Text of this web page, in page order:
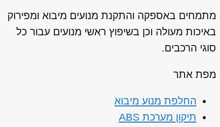
מתמחים באספקה והתקנת מנועים מיבוא ומפירוק
באיכות מעולה וכן בשיפוץ ראשי מנועים עבור כל
סוגי הרכבים.
מפת אתר
החלפת מנוע מיבוא
תיקון מערכת ABS